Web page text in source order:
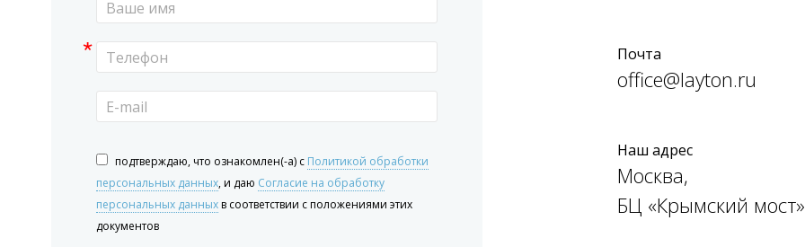
*
подтверждаю, что ознакомлен(-а) с Политикой обработки
персональных данных, и даю Согласие на обработку
персональных данныхв соответствии с положениями этих
документов
Почта
office@layton.ru
Наш адрес
Москва,
БЦ «Крымский